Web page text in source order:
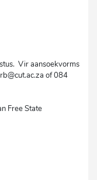
Vir aansoekvorms
of 084
Free State